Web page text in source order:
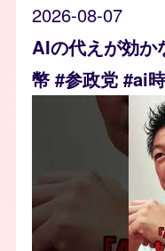
2026-08-07
AIの代えが効か
幣 #参政党 #ai